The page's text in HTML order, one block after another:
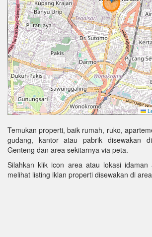
Temukan properti, baik rumah, ruko,
gudang, kantor atau pabrik disewakan
Genteng dan area sekitarnya via peta.
Silahkan klik icon area atau lokasi
melihat listing iklan properti disewakan di